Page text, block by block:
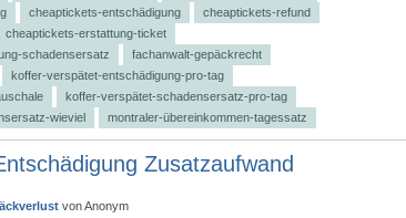
cheaptickets-entschädigung
cheaptickets-refund
cheaptickets-erstattung-ticket
schadensersatz
fachanwalt-gepäckrecht
koffer-verspätet-entschädigung-pro-tag
koffer-verspätet-schadensersatz-pro-tag
wieviel
montraler-übereinkommen-tagessatz
Zusatzaufwand
vonAnonym